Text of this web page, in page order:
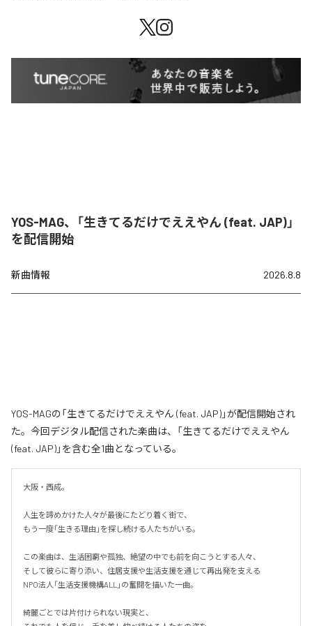
YOS-MAG、「生きてるだけでええやん (feat. JAP)」
を配信開始
新曲情報 2026.8.8
YOS-MAGの「生きてるだけでええやん (feat. JAP)」が配信開始され
た。今回デジタル配信された楽曲は、「生きてるだけでええやん
(feat. JAP)」を含む全1曲となっている。
大阪・西成。
人生を諦めかけた人々が最後にたどり着く街で、
もう一度「生きる理由」を探し続ける人たちがいる。
この楽曲は、生活困窮や孤独、絶望の中でも前を向こうとする人々、
そして彼らに寄り添い、住居支援や生活支援を通じて再出発を支える
NPO法人「生活支援機構ALL」の奮闘を描いた一曲。
綺麗ごとでは片付けられない現実と、